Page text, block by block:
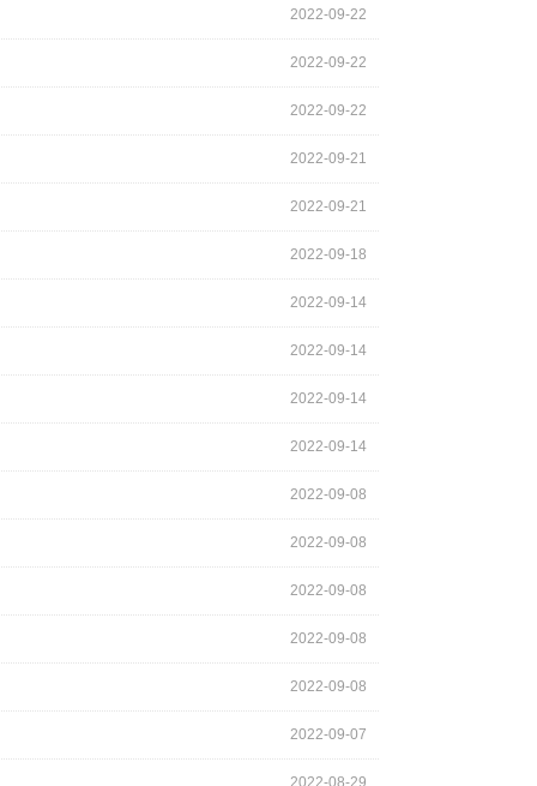
2022-09-22
2022-09-22
2022-09-22
2022-09-21
2022-09-21
2022-09-18
2022-09-14
2022-09-14
2022-09-14
2022-09-14
2022-09-08
2022-09-08
2022-09-08
2022-09-08
2022-09-08
2022-09-07
2022-08-29